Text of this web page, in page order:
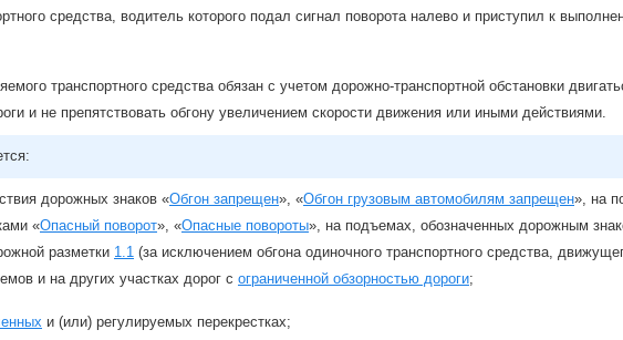
средства, водитель которого подал сигнал поворота налево и приступил к
транспортного средства обязан с учетом дорожно-транспортной обстановки
и не препятствовать обгону увеличением скорости движения или иными действиями.
дорожных знаков «Обгон запрещен», «Обгон грузовым автомобилям запрещен», на
«Опасный поворот», «Опасные повороты», на подъемах, обозначенных дорожным
разметки 1.1 (за исключением обгона одиночного транспортного средства,
и на других участках дорог с ограниченной обзорностью дороги;
и (или) регулируемых перекрестках;